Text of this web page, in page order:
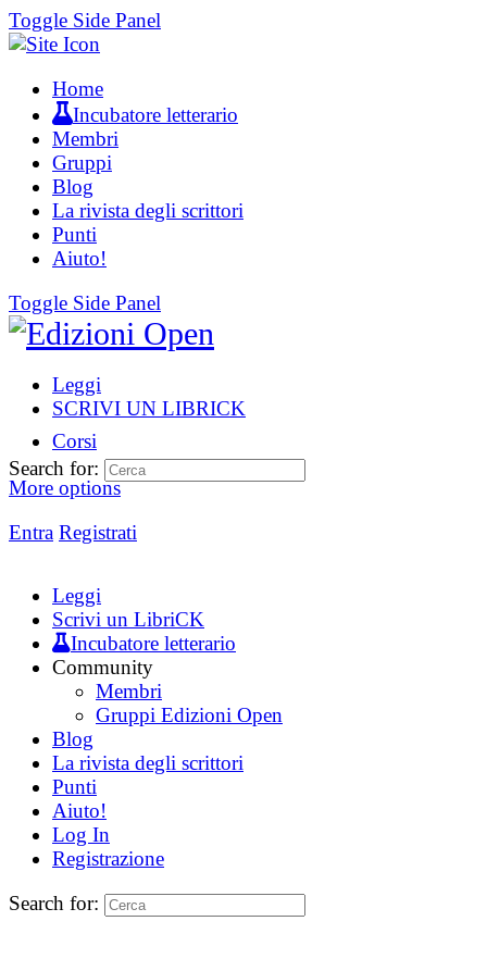
Toggle Side Panel
Home
Incubatore letterario
Membri
Gruppi
Blog
La rivista degli scrittori
Punti
Aiuto!
Toggle Side Panel
Leggi
SCRIVI UN LIBRICK
Corsi
More options
Entra Registrati
Search for:
Leggi
Scrivi un LibriCK
Incubatore letterario
Community
Membri
Gruppi Edizioni Open
Blog
La rivista degli scrittori
Punti
Aiuto!
Log In
Registrazione
Search for: